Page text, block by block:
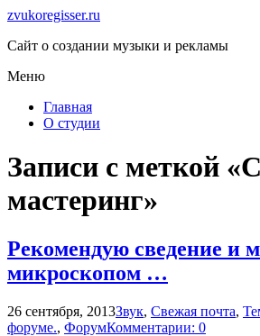
zvukoregisser.ru
Сайт о создании музыки и рекламы
Меню
Главная
О студии
Записи с меткой
мастеринг»
Рекомендую сведение и
микроскопом …
26 сентября, 2013Звук, Свежая почта,
форуме., ФорумКомментарии: 0